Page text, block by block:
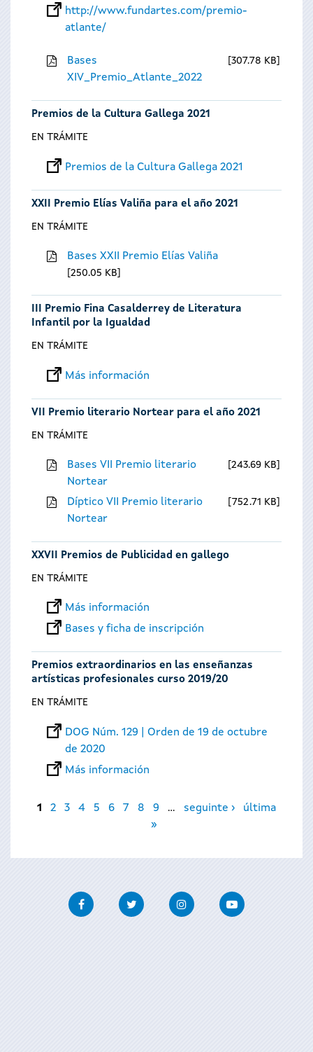
http://www.fundartes.com/premio-
atlante/
Bases
XIV_Premio_Atlante_2022
307.78 KB
Premios de la Cultura Gallega 2021
EN TRÁMITE
Premios de la Cultura Gallega 2021
XXII Premio Elías Valiña para el año 2021
EN TRÁMITE
Bases XXII Premio Elías Valiña
250.05 KB
III Premio Fina Casalderrey de Literatura
Infantil por la Igualdad
EN TRÁMITE
Más información
VII Premio literario Nortear para el año 2021
EN TRÁMITE
Bases VII Premio literario
Nortear
243.69 KB
Díptico VII Premio literario
Nortear
752.71 KB
XXVII Premios de Publicidad en gallego
EN TRÁMITE
Más información
Bases y ficha de inscripción
Premios extraordinarios en las enseñanzas
artísticas profesionales curso 2019/20
EN TRÁMITE
DOG Núm. 129 | Orden de 19 de octubre
de 2020
Más información
Páginas
1 2 3 4 5 6 7 8 9 … seguinte ›
última
»
FacebookTwitter InstagramYoutube